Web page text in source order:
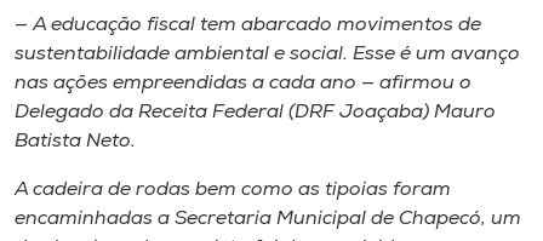
— A educação fiscal tem abarcado movimentos de
sustentabilidade ambiental e social. Esse é um avanço
nas ações empreendidas a cada ano — afirmou o
Delegado da Receita Federal (DRF Joaçaba) Mauro
Batista Neto.
A cadeira de rodas bem como as tipoias foram
encaminhadas a Secretaria Municipal de Chapecó, um